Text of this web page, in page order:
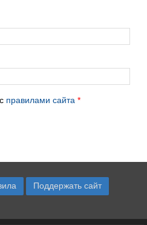
правилами сайта *
Поддержать сайт